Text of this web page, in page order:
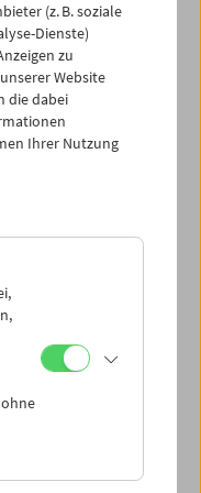
einem letzten Schritt
die restaurierten
und digitale
erstellt.
beschreiben wir
ihre eigene Arbeit
dass das
Filme selbst in
Kontrolle und
nicht möglich wäre.
Archiven und
es Filme aus
der Digitalisierung
oder aus
und
ist oft die einzige
(z. B. soziale
Dienste)
zu
Website
die dabei
Ihrer Nutzung